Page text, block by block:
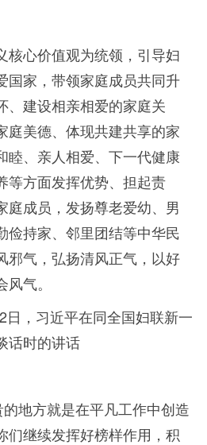
核心价值观为统领，引导妇
国家，带领家庭成员共同升
、建设相亲相爱的家庭关
庭美德、体现共建共享的家
睦、亲人相爱、下一代健康
等方面发挥优势、担起责
庭成员，发扬尊老爱幼、男
俭持家、邻里团结等中华民
邪气，弘扬清风正气，以好
气。
2日，习近平在同全国妇联新一
话时的讲话
的地方就是在平凡工作中创造
们继续发挥好榜样作用，积